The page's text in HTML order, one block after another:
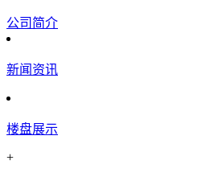
公司简介
新闻资讯
楼盘展示
+